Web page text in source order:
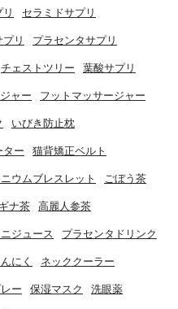
セラミドサプリ
リ プラセンタサプリ
チェストツリー 葉酸サプリ
ャー フットマッサージャー
いびき防止枕
ター 猫背矯正ベルト
ウムブレスレット ごぼう茶
ナ茶 高麗人参茶
ニジュース プラセンタドリンク
にく ネッククーラー
ー 保湿マスク 洗眼薬